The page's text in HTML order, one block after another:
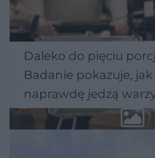
Daleko do pięciu
Badanie pokazuje, jak
naprawdę jedzą